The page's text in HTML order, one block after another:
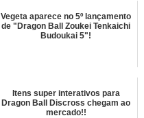
Vegeta aparece no 5º lançamento
de "Dragon Ball Zoukei Tenkaichi
Budoukai 5"!
Itens super interativos para
Dragon Ball Discross chegam ao
mercado!!